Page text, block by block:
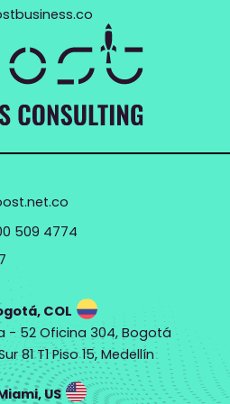
n
o
v
a
c
i
ó
n
T
c
n
o
l
n
o
v
a
c
i
n
T
c
n
o
l
509 4774
COL
- 52 Oficina 304, Bogotá
81 T1 Piso 15, Medellín
US